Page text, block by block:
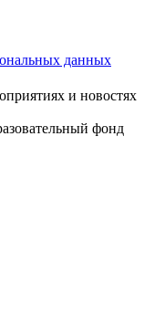
данных
и новостях
фонд